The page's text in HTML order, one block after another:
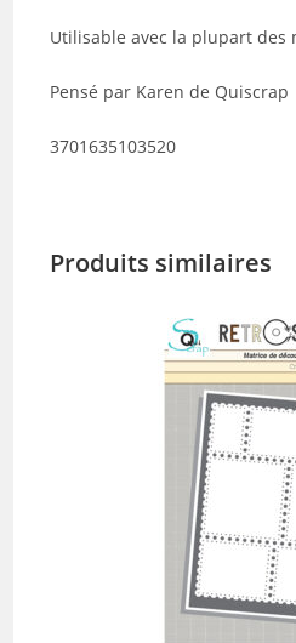
Utilisable avec la plupart des
Pensé par Karen de Quiscrap
3701635103520
Produits similaires